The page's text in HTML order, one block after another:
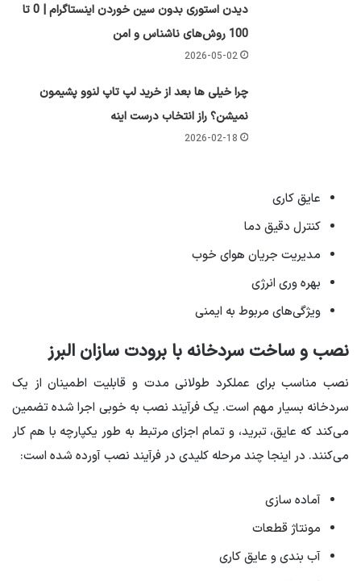
دیدن استوری بدون سین خوردن اینستاگرام | 0 تا
100 روش‌های ناشناس و امن
2026-05-02
چرا خیلی ها بعد از خرید لپ تاپ لنوو پشیمون
نمیشن؟ راز انتخاب درست اینه
2026-02-18
عایق کاری
کنترل دقیق دما
مدیریت جریان هوای خوب
بهره وری انرژی
ویژگی‌های مربوط به ایمنی
نصب و ساخت سردخانه با برودت سازان البرز
نصب مناسب برای عملکرد طولانی مدت و قابلیت اطمینان از یک
سردخانه بسیار مهم است. یک فرآیند نصب به خوبی اجرا شده تضمین
می‌کند که عایق، تبرید، و تمام اجزای مرتبط به طور یکپارچه با هم کار
می‌کنند. در اینجا چند مرحله کلیدی در فرآیند نصب آورده شده است:
آماده سازی
مونتاژ قطعات
آب بندی و عایق کاری